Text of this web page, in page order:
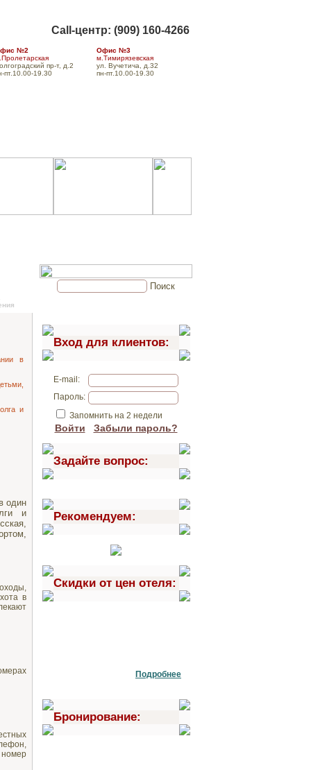
Call-центр: (909) 160-4266
№2
пр-т, д.2
пт.10.00-19.30
Офис №3
м.Тимирязевская
ул. Вучетича, д.32
пн-пт.10.00-19.30
в
и
один
и
в
Поиск
Вход для клиентов:
E-mail:
Пароль:
Запомнить на 2 недели
Войти Забыли пароль?
Задайте вопрос:
Рекомендуем:
Скидки от цен отеля:
Подробнее
Бронирование: